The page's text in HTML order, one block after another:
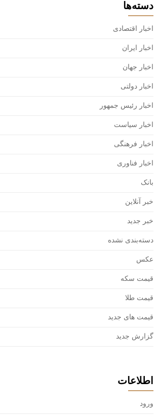
دسته‌ها
اخبار اقتصادی
اخبار ایران
اخبار جهان
اخبار دولتی
اخبار رئیس جمهور
اخبار سیاست
اخبار فرهنگی
اخبار فناوری
بانک
خبر آنلاین
خبر جدید
دسته‌بندی نشده
عکس
قیمت سکه
قیمت طلا
قیمت های جدید
گزارش جدید
اطلاعات
ورود